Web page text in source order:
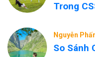
Trong
Nguyễn
So Sánh